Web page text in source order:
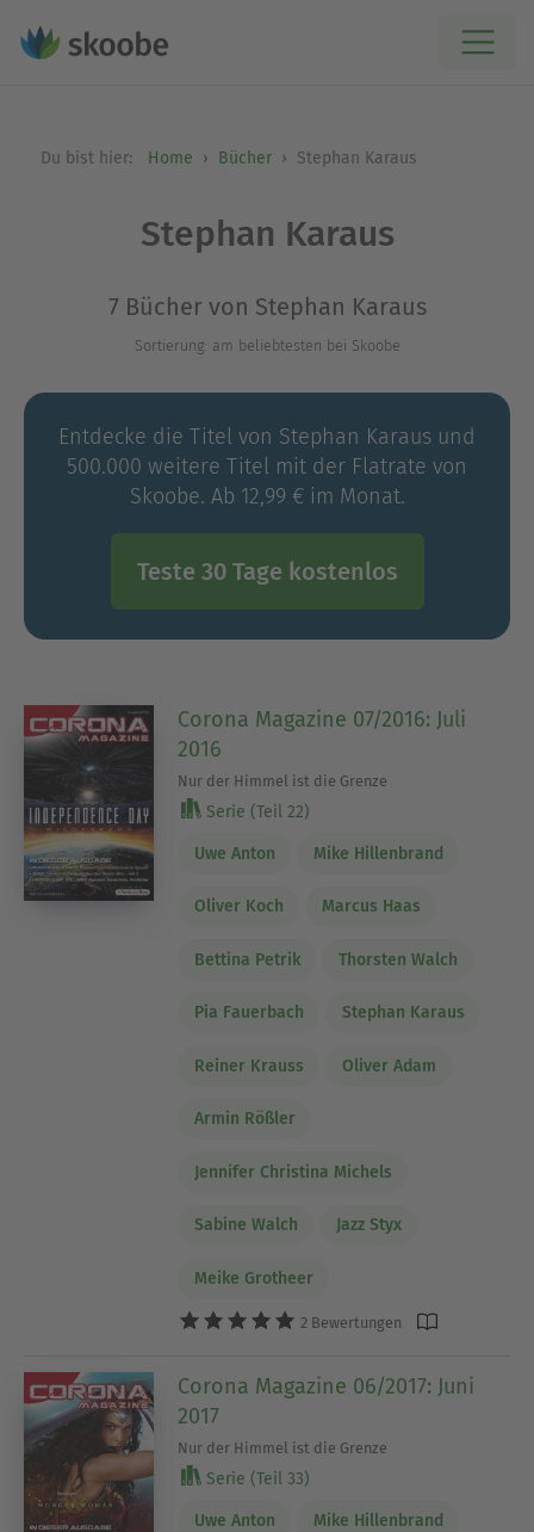
Du bist hier: Home Bücher Stephan Karaus
Stephan Karaus
7 Bücher von Stephan Karaus
Sortierung: am beliebtesten bei Skoobe
Entdecke die Titel von Stephan Karaus und
500.000 weitere Titel mit der Flatrate von
Skoobe. Ab 12,99 € im Monat.
Teste 30 Tage kostenlos
Corona Magazine 07/2016: Juli
2016
Nur der Himmel ist die Grenze
Serie (Teil 22)
Uwe Anton Mike Hillenbrand
Oliver Koch Marcus Haas
Bettina Petrik Thorsten Walch
Pia Fauerbach Stephan Karaus
Reiner Krauss Oliver Adam
Armin Rößler
Jennifer Christina Michels
Sabine Walch Jazz Styx
Meike Grotheer
2 Bewertungen
Corona Magazine 06/2017: Juni
2017
Nur der Himmel ist die Grenze
Serie (Teil 33)
Uwe Anton Mike Hillenbrand